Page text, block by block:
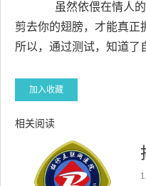
虽然依偎在情人的
剪去你的翅膀，才能真正
所以，通过测试，知道了
加入收藏
相关阅读